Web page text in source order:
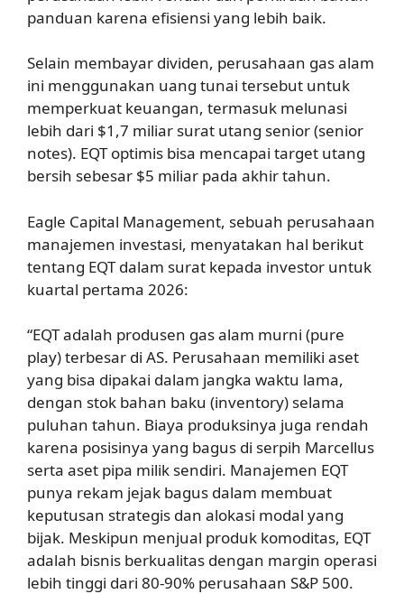
panduan karena efisiensi yang lebih baik.
Selain membayar dividen, perusahaan gas alam
ini menggunakan uang tunai tersebut untuk
memperkuat keuangan, termasuk melunasi
lebih dari $1,7 miliar surat utang senior (senior
notes). EQT optimis bisa mencapai target utang
bersih sebesar $5 miliar pada akhir tahun.
Eagle Capital Management, sebuah perusahaan
manajemen investasi, menyatakan hal berikut
tentang EQT dalam surat kepada investor untuk
kuartal pertama 2026:
“EQT adalah produsen gas alam murni (pure
play) terbesar di AS. Perusahaan memiliki aset
yang bisa dipakai dalam jangka waktu lama,
dengan stok bahan baku (inventory) selama
puluhan tahun. Biaya produksinya juga rendah
karena posisinya yang bagus di serpih Marcellus
serta aset pipa milik sendiri. Manajemen EQT
punya rekam jejak bagus dalam membuat
keputusan strategis dan alokasi modal yang
bijak. Meskipun menjual produk komoditas, EQT
adalah bisnis berkualitas dengan margin operasi
lebih tinggi dari 80-90% perusahaan S&P 500.